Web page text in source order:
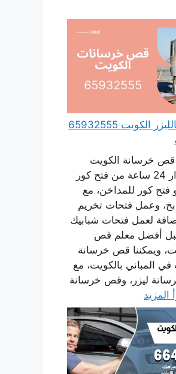
قص خرسانه بالليزر الكويت 65932555
خرسانة الكويت
متاحة على مدار 24 ساعة من فتح كور
فتح كور للمداخن، مع
وعمل فتحات تخريم
لعمل فتحات شبابيك
أفضل معلم قص
ويمكننا قص خرسانة
في المباني بالكويت، مع
ليزر، وقص خرسانة
المزيد